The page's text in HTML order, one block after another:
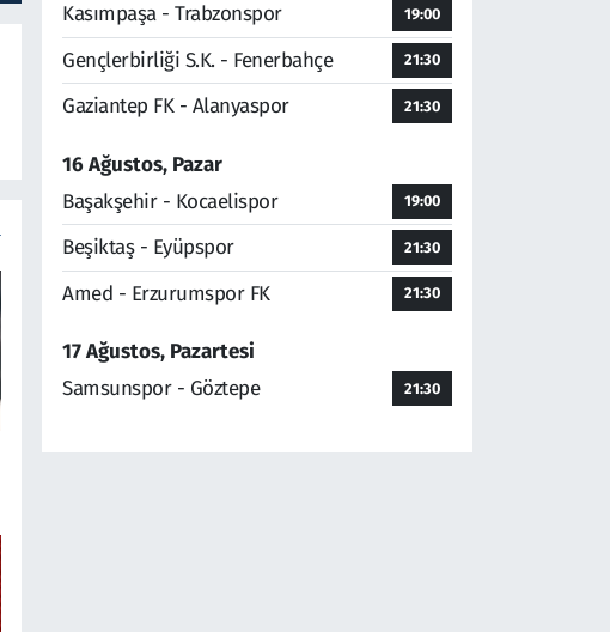
Kasımpaşa - Trabzonspor 19:00
Gençlerbirliği S.K. - Fenerbahçe 21:30
Gaziantep FK - Alanyaspor 21:30
16 Ağustos, Pazar
Başakşehir - Kocaelispor
19:00
Beşiktaş - Eyüpspor 21:30
Amed - Erzurumspor FK 21:30
17 Ağustos, Pazartesi
Samsunspor - Göztepe
21:30